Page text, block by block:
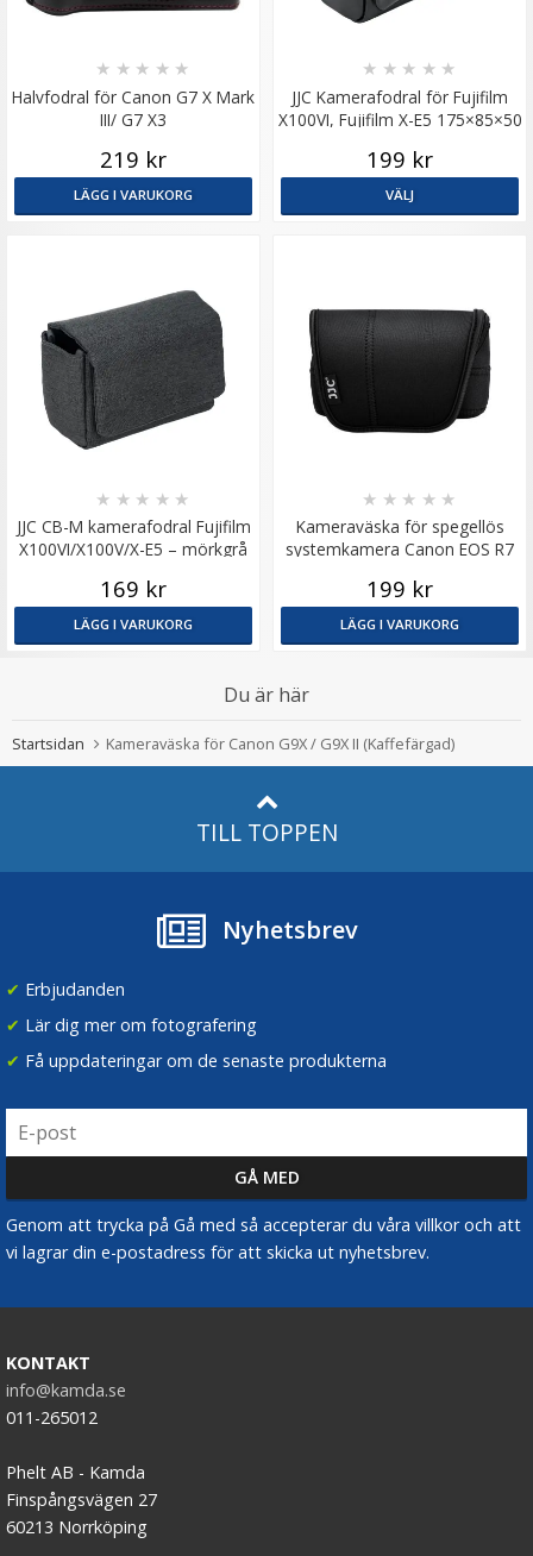
Halvfodral för Canon G7 X Mark
III/ G7 X3
★ ★ ★ ★ ★
219 kr
LÄGG I VARUKORG
JJC Kamerafodral för Fujifilm
X100VI, Fujifilm X-E5 175×85×50
★ ★ ★ ★ ★
199 kr
VÄLJ
JJC CB-M kamerafodral Fujifilm
X100VI/X100V/X-E5 – mörkgrå
★ ★ ★ ★ ★
169 kr
LÄGG I VARUKORG
Kameraväska för spegellös
systemkamera Canon EOS R7
★ ★ ★ ★ ★
199 kr
LÄGG I VARUKORG
Du är här
Startsidan Kameraväska för Canon G9X / G9X II (Kaffefärgad)
TILL TOPPEN
Nyhetsbrev
✔ Erbjudanden
✔ Lär dig mer om fotografering
✔ Få uppdateringar om de senaste produkterna
Genom att trycka på Gå med så accepterar du våra villkor och att
vi lagrar din e-postadress för att skicka ut nyhetsbrev.
KONTAKT
info@kamda.se
011-265012
Phelt AB - Kamda
Finspångsvägen 27
60213 Norrköping